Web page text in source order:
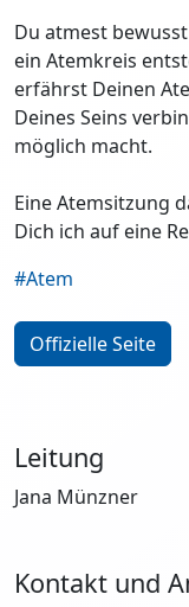
Du atmest
ein Atemkreis
erfährst Deinen
Deines Seins
möglich macht.
Eine Atemsitzung
Dich ich auf eine
#Atem
Offizielle Seite
Leitung
Jana Münzner
Kontakt und